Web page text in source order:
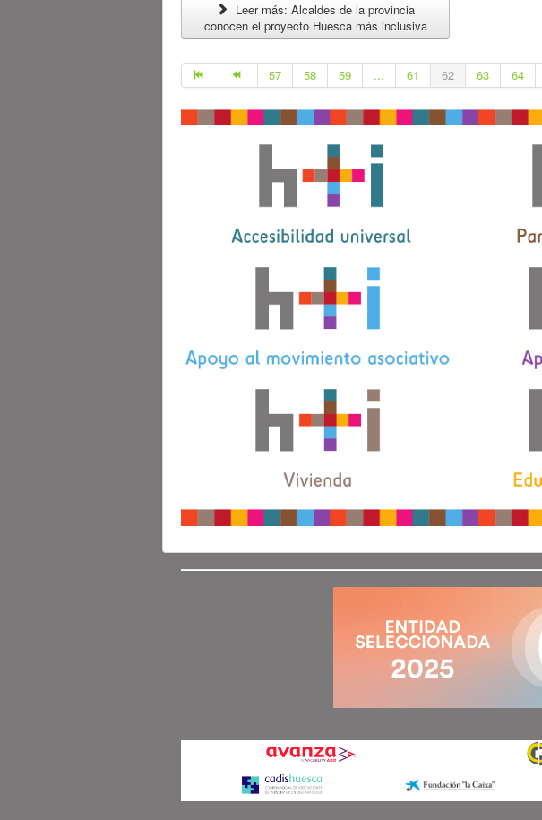
Leer más: Alcaldes de la provincia
conocen el proyecto Huesca más inclusiva
57 58 59 ... 61 62 63 64